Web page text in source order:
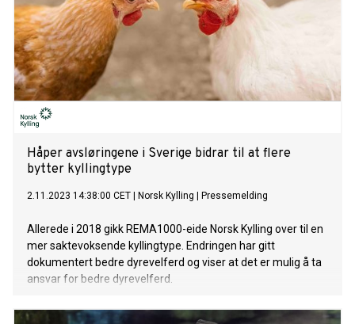
Håper avsløringene i Sverige bidrar til at flere
bytter kyllingtype
2.11.2023 14:38:00 CET Norsk Kylling Pressemelding
Allerede i 2018 gikk REMA1000-eide Norsk Kylling over til en
mer saktevoksende kyllingtype. Endringen har gitt
dokumentert bedre dyrevelferd og viser at det er mulig å ta
ansvar for bedre dyrevelferd.